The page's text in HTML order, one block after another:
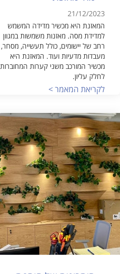
21/12/2023
המאזנת היא מכשיר מדידה המשמש
למדידת מסה. מאזנות משמשות במגוון
רחב של יישומים, כולל תעשייה, מסחר,
מעבדות מדעיות ועוד. המאזנת היא
מכשיר המורכב משני קערות המחוברות
לחלק עליון.
לקריאת המאמר >